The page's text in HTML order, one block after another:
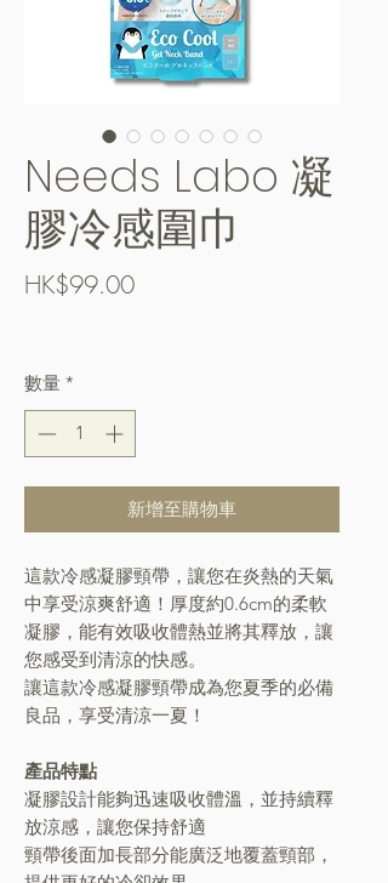
Needs Labo 凝
膠冷感圍巾
HK$99.00價
數量 *
新增至購物車
這款冷感凝膠頸帶，讓您在炎熱的天氣
中享受涼爽舒適！厚度約0.6cm的柔軟
凝膠，能有效吸收體熱並將其釋放，讓
您感受到清涼的快感。
讓這款冷感凝膠頸帶成為您夏季的必備
良品，享受清涼一夏！
產品特點
凝膠設計能夠迅速吸收體溫，並持續釋
放涼感，讓您保持舒適
頸帶後面加長部分能廣泛地覆蓋頸部，